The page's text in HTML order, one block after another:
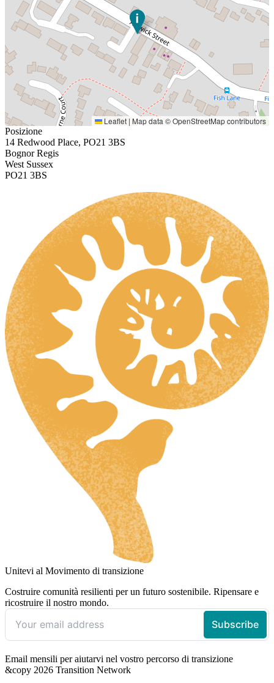
Leaflet | Map data ©OpenStreetMapcontributors
Posizione
14 Redwood Place, PO21 3BS
Bognor Regis
West Sussex
PO21 3BS
Unitevi al Movimento di transizione
Costruire comunità resilienti per un futuro sostenibile. Ripensare e
ricostruire il nostro mondo.
Email mensili per aiutarvi nel vostro percorso di transizione
&copy 2026 Transition Network